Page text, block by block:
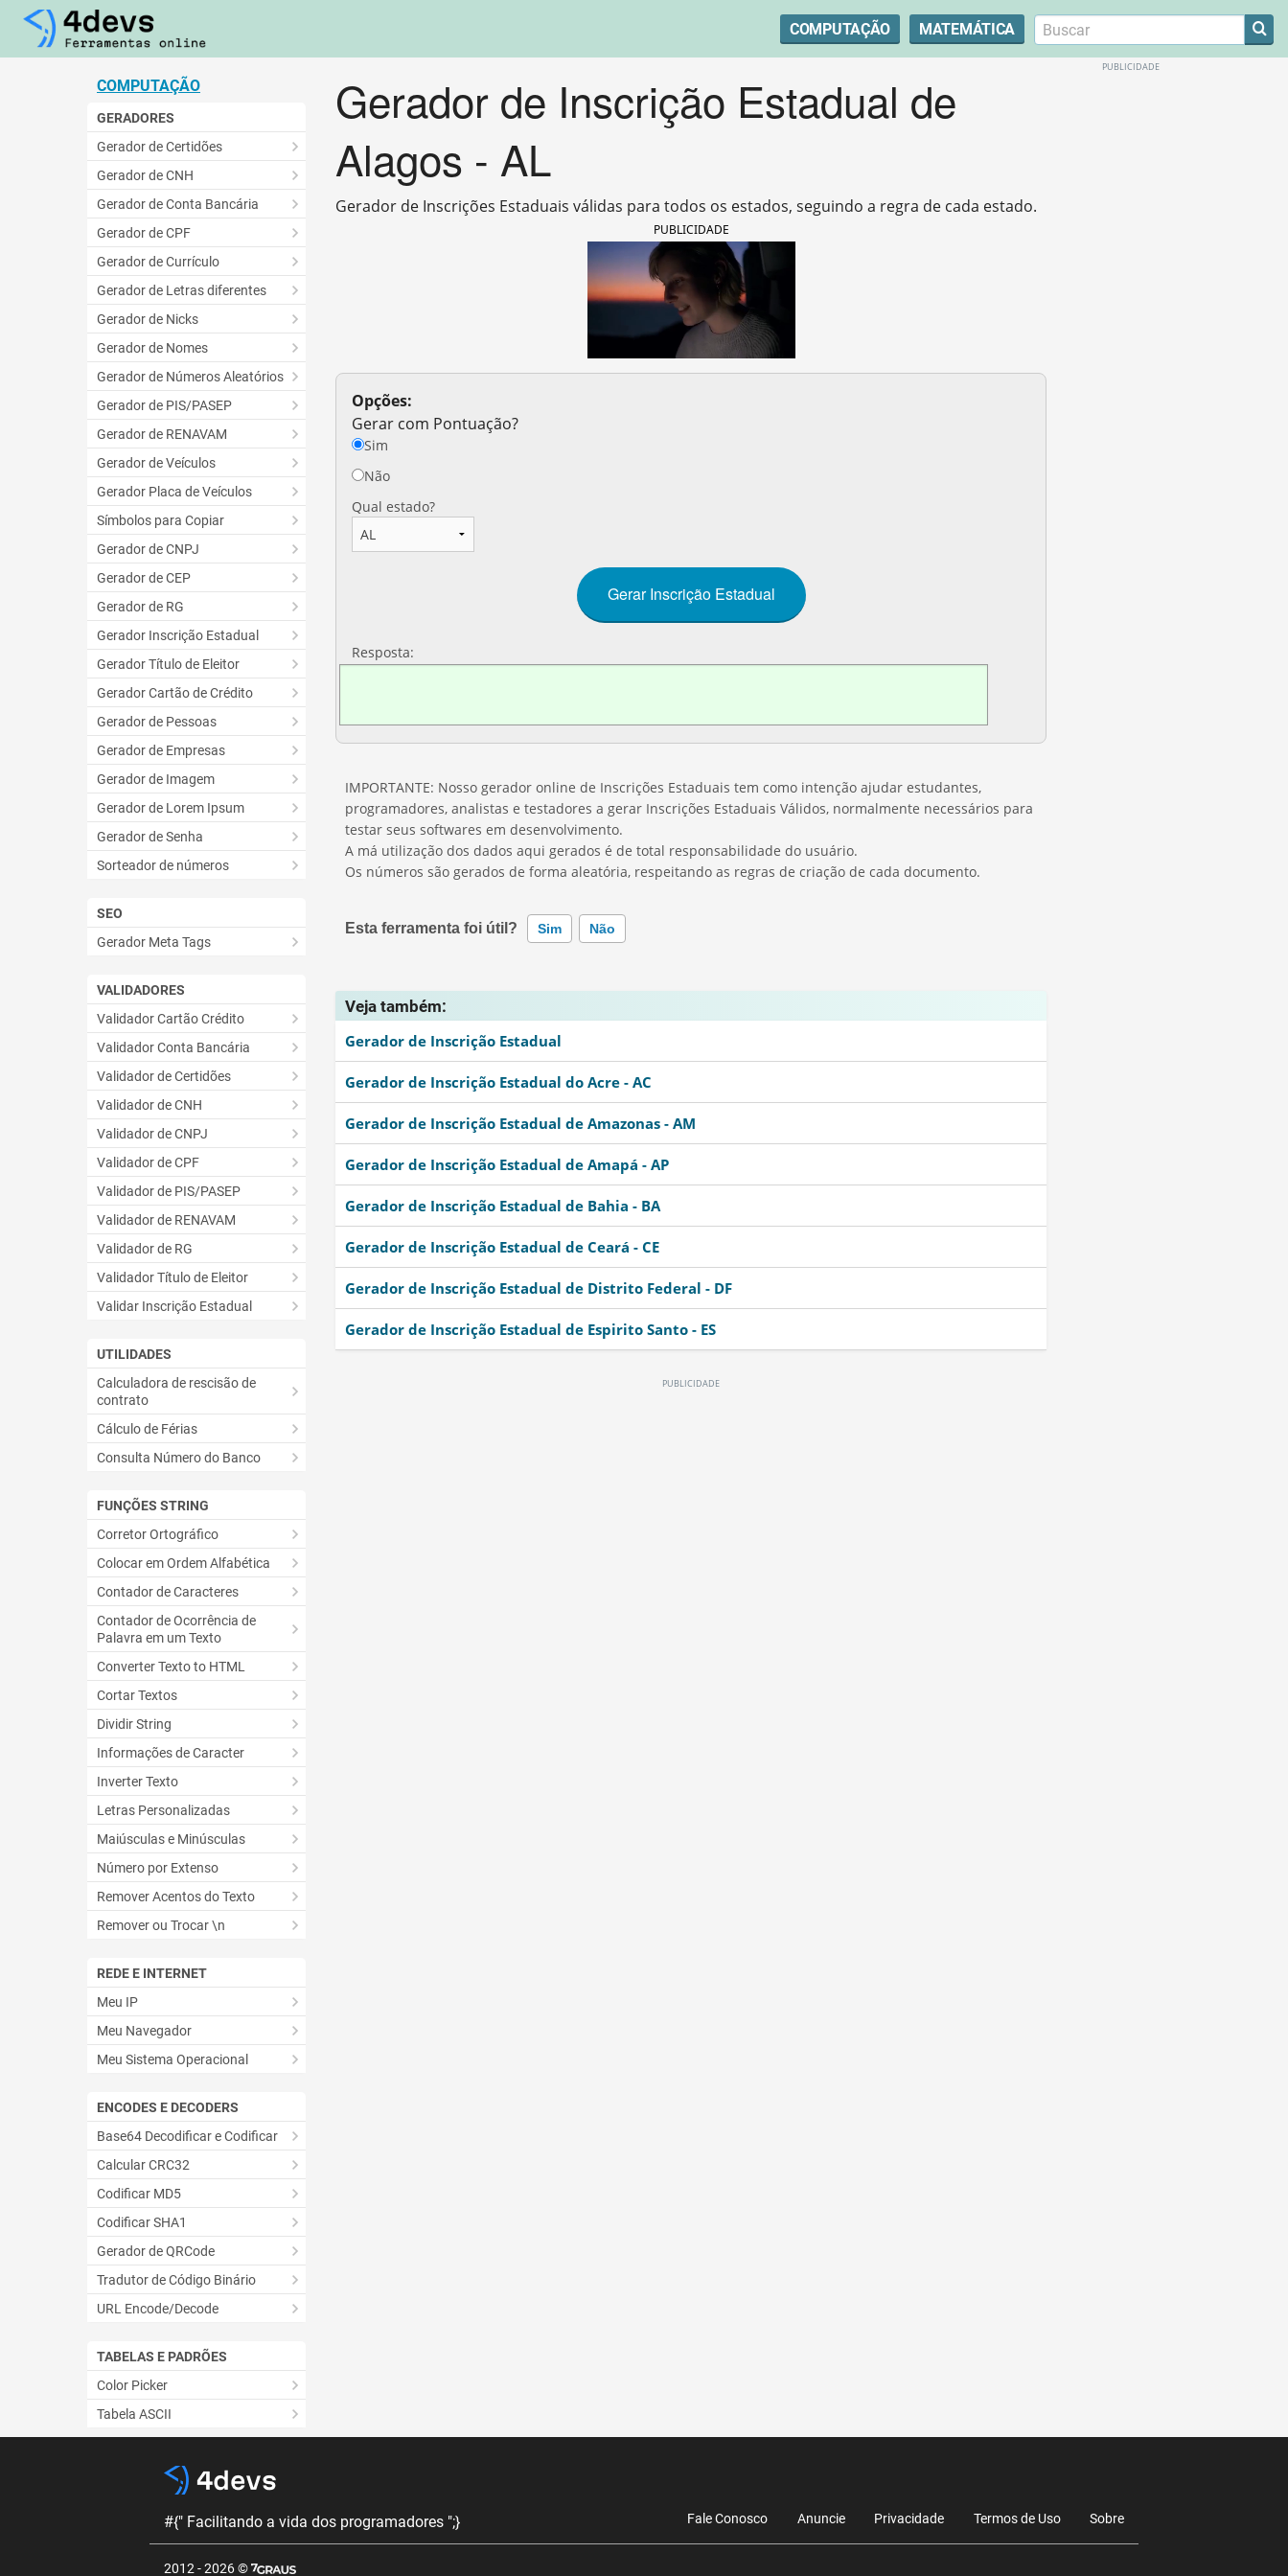
COMPUTAÇÃO MATEMÁTICA
COMPUTAÇÃO
GERADORES
Gerador de Certidões
Gerador de CNH
Gerador de Conta Bancária
Gerador de CPF
Gerador de Currículo
Gerador de Letras diferentes
Gerador de Nicks
Gerador de Nomes
Gerador de Números Aleatórios
Gerador de PIS/PASEP
Gerador de RENAVAM
Gerador de Veículos
Gerador Placa de Veículos
Símbolos para Copiar
Gerador de CNPJ
Gerador de CEP
Gerador de RG
Gerador Inscrição Estadual
Gerador Título de Eleitor
Gerador Cartão de Crédito
Gerador de Pessoas
Gerador de Empresas
Gerador de Imagem
Gerador de Lorem Ipsum
Gerador de Senha
Sorteador de números
SEO
Gerador Meta Tags
VALIDADORES
Validador Cartão Crédito
Validador Conta Bancária
Validador de Certidões
Validador de CNH
Validador de CNPJ
Validador de CPF
Validador de PIS/PASEP
Validador de RENAVAM
Validador de RG
Validador Título de Eleitor
Validar Inscrição Estadual
UTILIDADES
Calculadora de rescisão de
contrato
Cálculo de Férias
Consulta Número do Banco
FUNÇÕES STRING
Corretor Ortográfico
Colocar em Ordem Alfabética
Contador de Caracteres
Contador de Ocorrência de
Palavra em um Texto
Converter Texto to HTML
Cortar Textos
Dividir String
Informações de Caracter
Inverter Texto
Letras Personalizadas
Maiúsculas e Minúsculas
Número por Extenso
Remover Acentos do Texto
Remover ou Trocar \n
REDE E INTERNET
Meu IP
Meu Navegador
Meu Sistema Operacional
ENCODES E DECODERS
Base64 Decodificar e Codificar
Calcular CRC32
Codificar MD5
Codificar SHA1
Gerador de QRCode
Tradutor de Código Binário
URL Encode/Decode
TABELAS E PADRÕES
Color Picker
Tabela ASCII
Gerador de Inscrição Estadual de
Alagos - AL
Gerador de Inscrições Estaduais válidas para todos os estados, seguindo a regra de cada estado.
PUBLICIDADE
Opções:
Gerar com Pontuação?
Sim
Não
Qual estado?
Resposta:
IMPORTANTE: Nosso gerador online de Inscrições Estaduais tem como intenção ajudar estudantes,
programadores, analistas e testadores a gerar Inscrições Estaduais Válidos, normalmente necessários para
testar seus softwares em desenvolvimento.
A má utilização dos dados aqui gerados é de total responsabilidade do usuário.
Os números são gerados de forma aleatória, respeitando as regras de criação de cada documento.
Esta ferramenta foi útil? Sim Não
Esta ferramenta não funciona corretamente
Outro
Veja também:
Gerador de Inscrição Estadual
Gerador de Inscrição Estadual do Acre - AC
Gerador de Inscrição Estadual de Amazonas - AM
Gerador de Inscrição Estadual de Amapá - AP
Gerador de Inscrição Estadual de Bahia - BA
Gerador de Inscrição Estadual de Ceará - CE
Gerador de Inscrição Estadual de Distrito Federal - DF
Gerador de Inscrição Estadual de Espirito Santo - ES
#{" Facilitando a vida dos programadores ";} Sobre
Termos de Uso
Privacidade
Anuncie
Fale Conosco
2012 - 2026 ©